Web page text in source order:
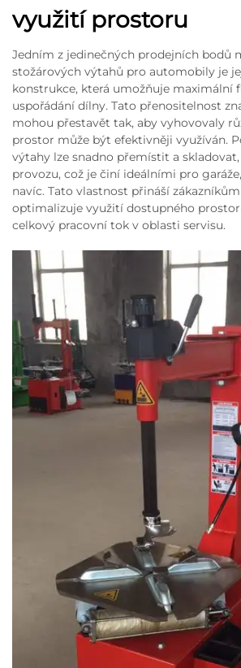
využití prostoru
Jedním z jedinečných prodejních bodů
stožárových výtahů pro automobily je
konstrukce, která umožňuje maximální
uspořádání dílny. Tato přenositelnost
mohou přestavět tak, aby vyhovovaly
prostor může být efektivněji využíván.
výtahy lze snadno přemístit a
provozu, což je činí ideálními pro
navíc. Tato vlastnost přináší
optimalizuje využití dostupného
celkový pracovní tok v oblasti servisu.